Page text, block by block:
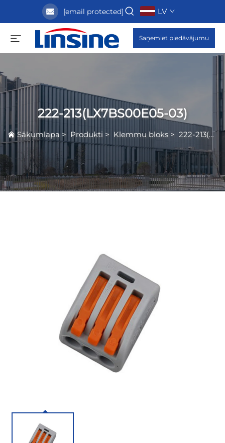
[email protected] LV
Saņemiet piedāvājumu
222-213(LX7BS00E05-03)
Sākumlapa > Produkti > Klemmu bloks > 222-213(LX7BS00E05-03)